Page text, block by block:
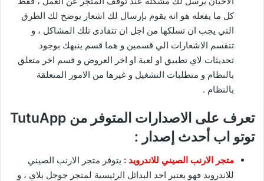
كل ما يفعله هو انه يقوم بإرسال لك اشعار يوضح لك الطرق
التي يجب ان تسلكها من اجل ان تتفادى تلك المشاكل ، و
تنقسم الاشعارات الي قسمين و هما قسم ينبهك بوجود
تحديثات لاي تطبيق او لعبة او اخر العروض و قسم اخر متعلق
بالنظام و متطلبات التشغيل و غيرها من الامور المتعلقة
بالنظام .
تعرف على الاصدارات المتوفر من TutuApp
توتو اب أحدث إصدار :
متجر الارنب الصيني للاندرويد : يتوفر متجر الارنب الصيني
للاندرويد فهو يعتبر احد البدائل الرئيسية لمتجر جوجل بلاي ، و